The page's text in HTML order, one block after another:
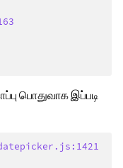
பொதுவாக இப்படி